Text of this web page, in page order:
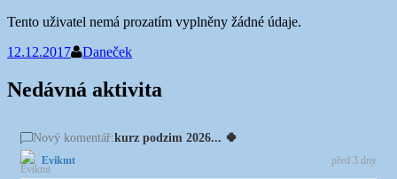
Tento uživatel nemá prozatím vyplněny žádné údaje.
12.12.2017
Daneček
Nedávná aktivita
Nový komentář:kurz podzim 2026... 🍀
Evikmt před 3 dny